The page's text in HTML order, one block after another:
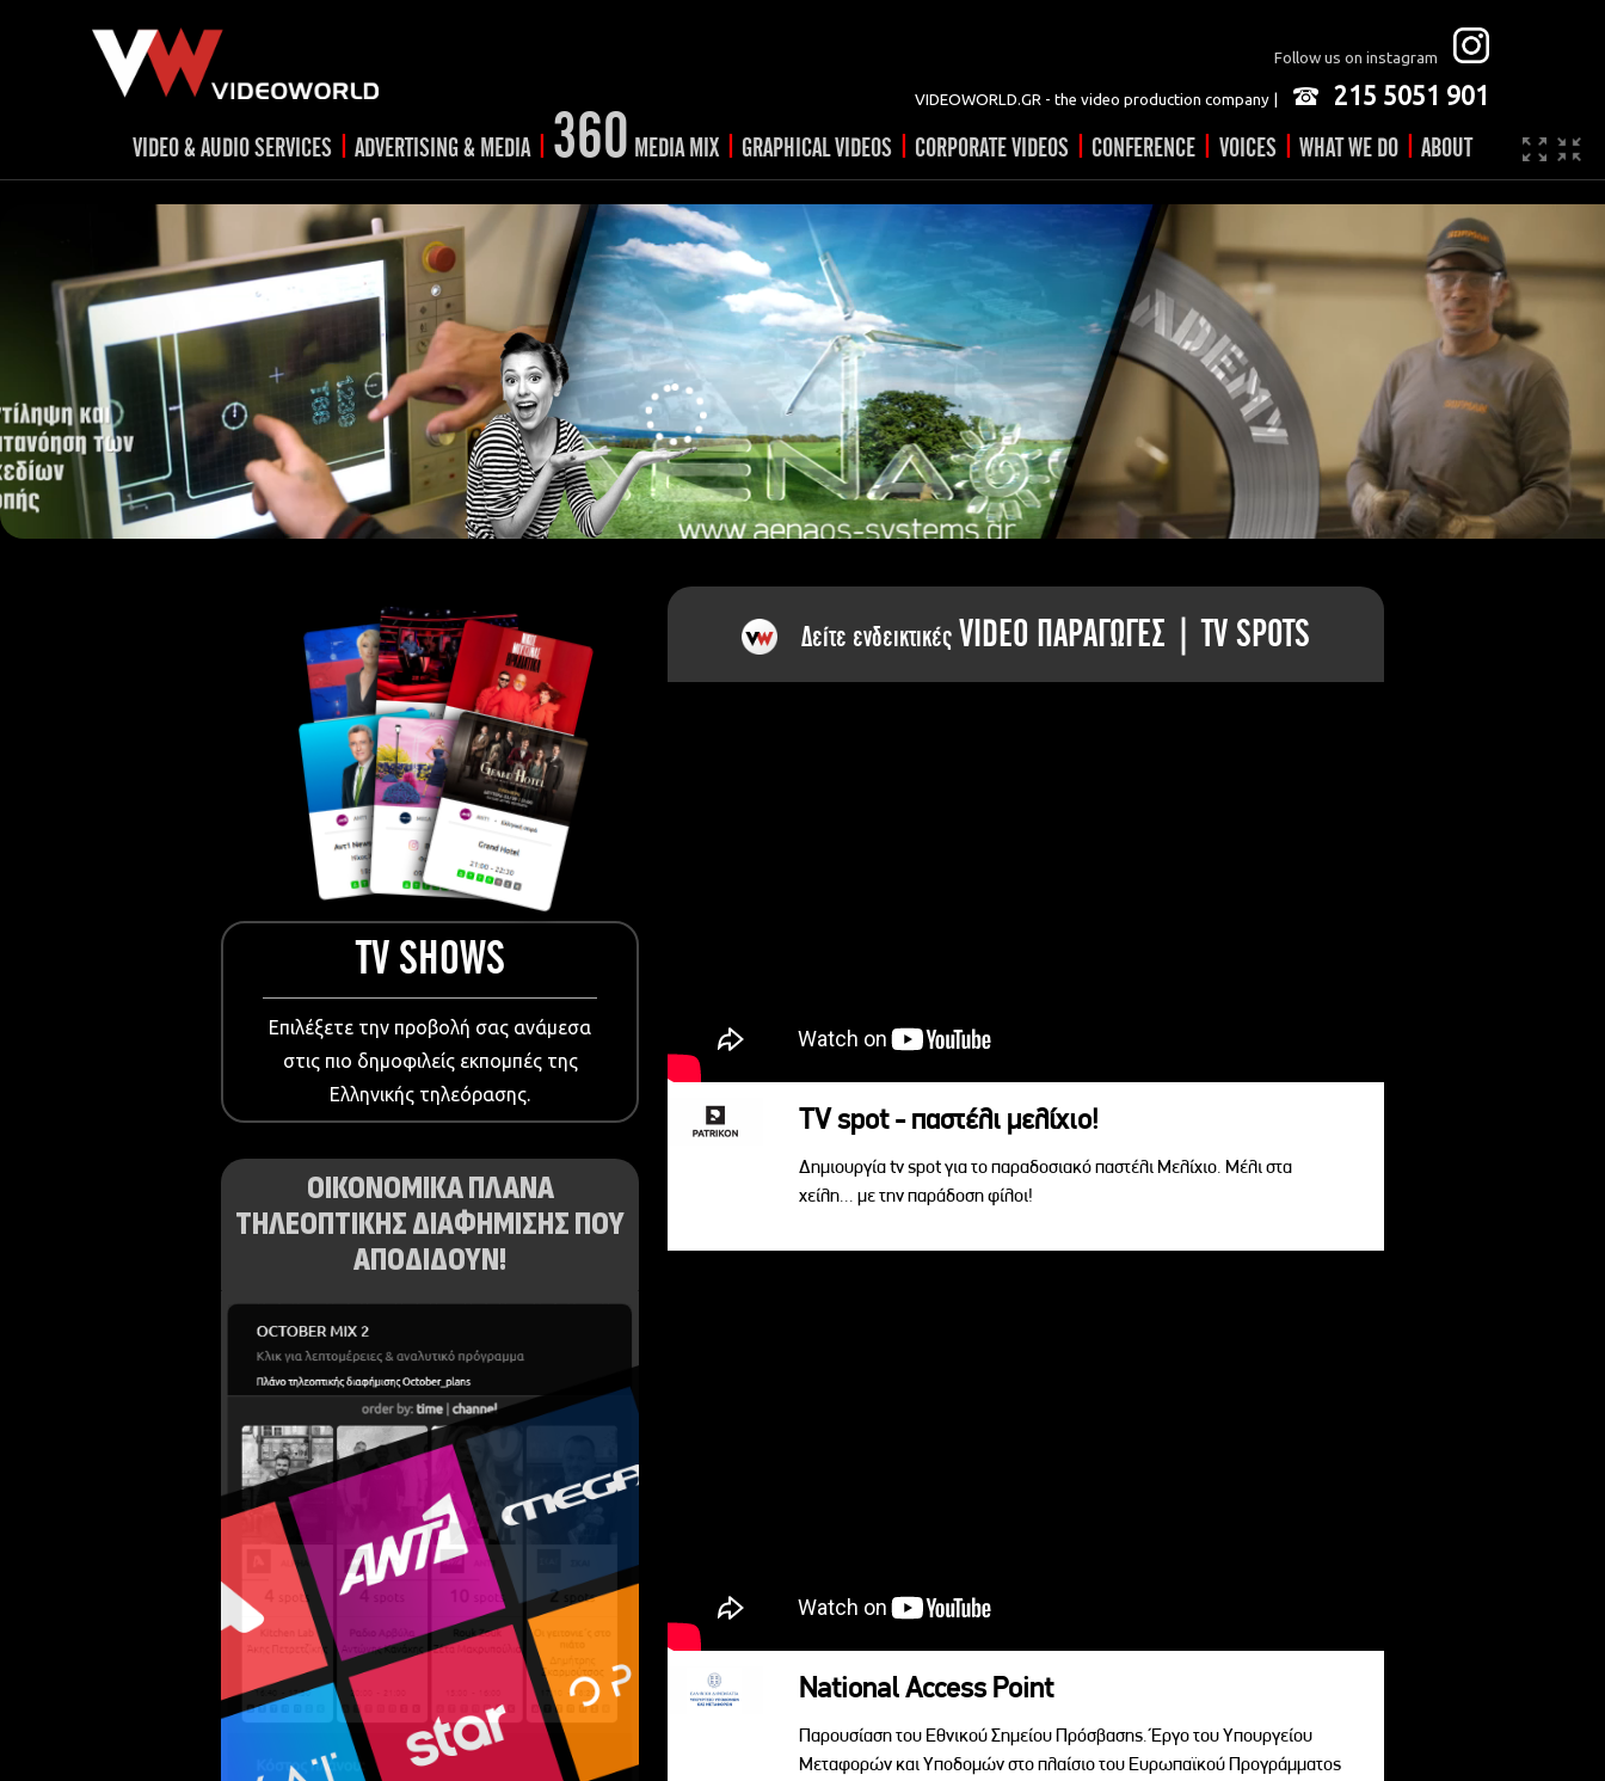
Follow us on instagram
VIDEOWORLD.GR - the video production company | 215 5051 901
VIDEO & AUDIO SERVICES
TV spots
RADIO spots
Post production
Corporate videos
Trailer & Σήματα εκπομπών
Cultural videos
video applications for museums,
archeological sites & exhibitions
Product presentations
Documentary
Events & Conference
Dissemination material
Medical & Pharmaceutical
VIDEO Projections
Kids content
| ADVERTISING & MEDIA
RADIOadvertising
TVadvertising
Social Media video shorts
Creative Prints
Outdoor advertising
Media planning & mix
Visual material
European Media
| 360 MEDIA MIX | GRAPHICAL VIDEOS | CORPORATE VIDEOS | CONFERENCE | VOICES | WHAT WE DO | ABOUT
Company
JOBS
Video made easy
Contact
TV SHOWS
Επιλέξετε την προβολή σας ανάμεσα
στις πιο δημοφιλείς εκπομπές της
Ελληνικής τηλεόρασης.
ΟΙΚΟΝΟΜΙΚΑ ΠΛΑΝΑ
ΤΗΛΕΟΠΤΙΚΗΣ ΔΙΑΦΗΜΙΣΗΣ ΠΟΥ
ΑΠΟΔΙΔΟΥΝ!
Δείτε ενδεικτικές VIDEO ΠΑΡΑΓΩΓΕΣ | TV SPOTS
TV spot - παστέλι μελίχιο!
Δημιουργία tv spot για το παραδοσιακό παστέλι Μελίχιο. Μέλι στα
χείλη... με την παράδοση φίλοι!
National Access Point
Παρουσίαση του Εθνικού Σημείου Πρόσβασης. Έργο του Υπουργείου
Μεταφορών και Υποδομών στο πλαίσιο του Ευρωπαϊκού Προγράμματος